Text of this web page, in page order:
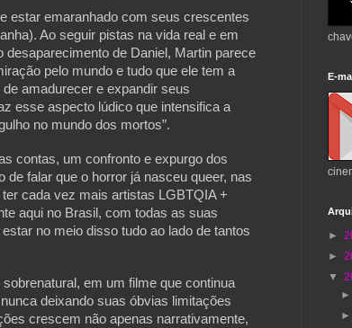
estar emaranhado com seus crescentes
Ao seguir pistas na vida real e em
de Daniel, Martin parece
pelo mundo e tudo que ele tem a
amadurecer e expandir seus
esse aspecto lúdico que intensifica a
no mundo dos mortos”.
contas, um confronto e expurgo dos
de falar que o horror já nasceu queer, nas
cada vez mais artistas LGBTQIA +
aqui no Brasil, com todas as suas
no meio disso tudo ao lado de tantos
em um filme que continua
deixando suas óbvias limitações
crescem não apenas narrativamente,
E-
►
►
▼